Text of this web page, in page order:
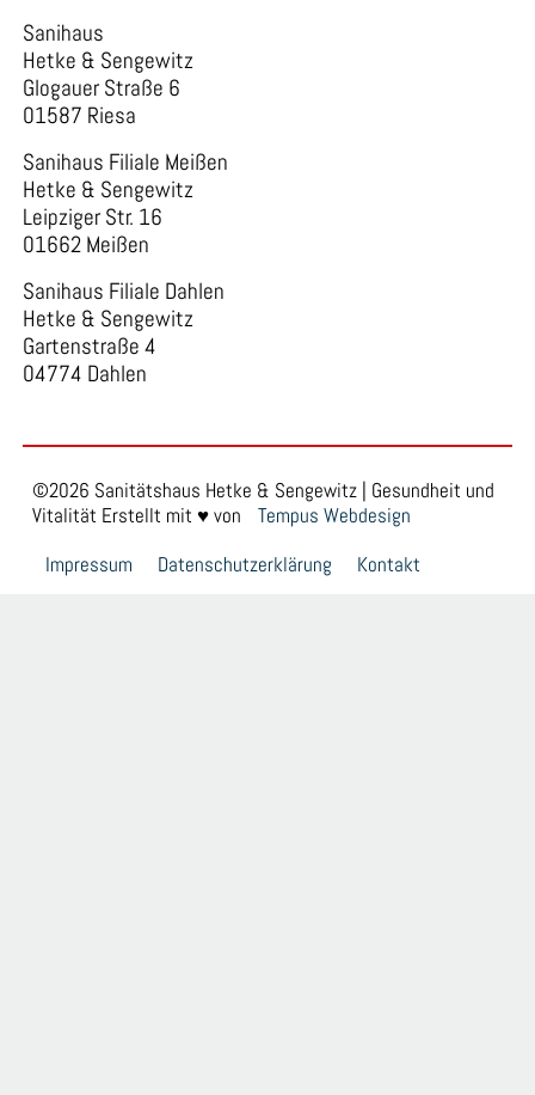
Sanihaus
Hetke & Sengewitz
Glogauer Straße 6
01587 Riesa
Sanihaus Filiale Meißen
Hetke & Sengewitz
Leipziger Str. 16
01662 Meißen
Sanihaus Filiale Dahlen
Hetke & Sengewitz
Gartenstraße 4
04774 Dahlen
©2026 Sanitätshaus Hetke & Sengewitz | Gesundheit und
Vitalität Erstellt mit ♥ von
Tempus Webdesign
Impressum
Datenschutzerklärung Kontakt